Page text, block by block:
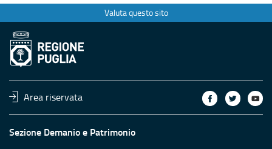
Valuta questo sito
Area riservata
Sezione Demanio e Patrimonio